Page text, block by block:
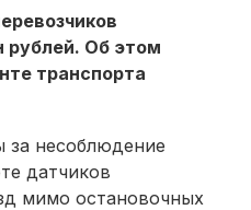
рублей. Об этом
транспорта
несоблюдение
датчиков
мимо остановочных